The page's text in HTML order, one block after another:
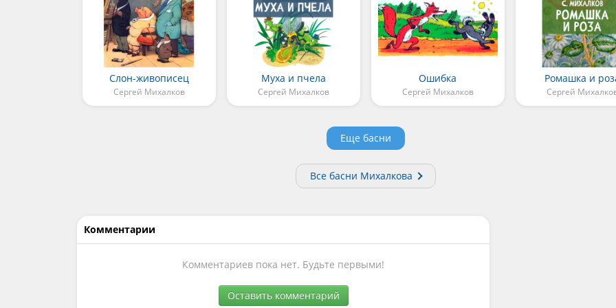
Слон-живописец
Сергей Михалков
Муха и пчела
Сергей Михалков
Ошибка
Сергей Михалков
Ромашка и
Сергей
Еще басни
Все басни Михалкова
Комментарии
Комментариев пока нет. Будьте первыми!
Оставить комментарий